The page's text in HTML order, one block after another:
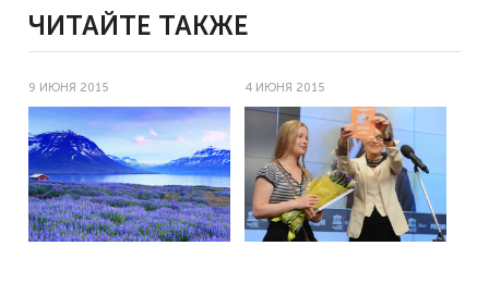
ЧИТАЙТЕ ТАКЖЕ
9 ИЮНЯ 2015 4 ИЮНЯ 2015